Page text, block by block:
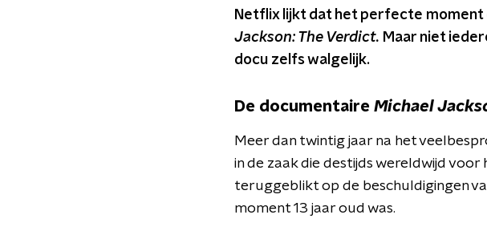
Netflix lijkt dat het perfecte moment
Jackson: The Verdict. Maar niet
docu zelfs walgelijk.
De documentaire Michael
Meer dan twintig jaar na het
in de zaak die destijds wereldwijd
teruggeblikt op de beschuldigingen
moment 13 jaar oud was.